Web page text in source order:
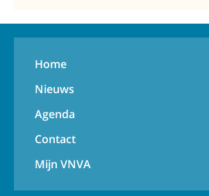
Home
Nieuws
Agenda
Contact
Mijn VNVA